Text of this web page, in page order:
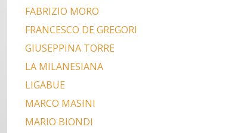
FABRIZIO MORO
FRANCESCO DE GREGORI
GIUSEPPINA TORRE
LA MILANESIANA
LIGABUE
MARCO MASINI
MARIO BIONDI